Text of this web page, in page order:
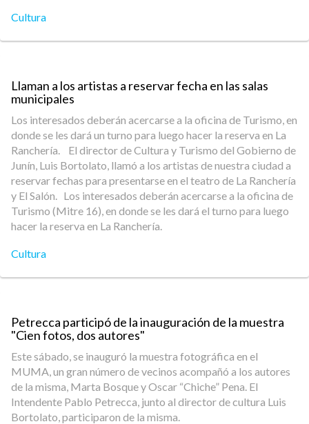
Cultura
Llaman a los artistas a reservar fecha en las salas
municipales
Los interesados deberán acercarse a la oficina de Turismo, en
donde se les dará un turno para luego hacer la reserva en La
Ranchería. El director de Cultura y Turismo del Gobierno de
Junín, Luis Bortolato, llamó a los artistas de nuestra ciudad a
reservar fechas para presentarse en el teatro de La Ranchería
y El Salón. Los interesados deberán acercarse a la oficina de
Turismo (Mitre 16), en donde se les dará el turno para luego
hacer la reserva en La Ranchería.
Cultura
Petrecca participó de la inauguración de la muestra
"Cien fotos, dos autores"
Este sábado, se inauguró la muestra fotográfica en el
MUMA, un gran número de vecinos acompañó a los autores
de la misma, Marta Bosque y Oscar “Chiche” Pena. El
Intendente Pablo Petrecca, junto al director de cultura Luis
Bortolato, participaron de la misma.